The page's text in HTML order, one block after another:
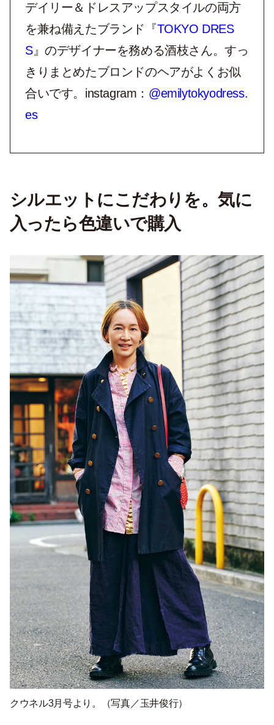
デイリー＆ドレスアップスタイルの両方
を兼ね備えたブランド『TOKYO DRES
S』のデザイナーを務める酒枝さん。すっ
きりまとめたブロンドのヘアがよくお似
合いです。instagram： @emilytokyodress.
es
シルエットにこだわりを。気に
入ったら色違いで購入
クウネル3月号より。（写真／玉井俊行）